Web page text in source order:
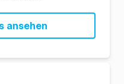
ansehen